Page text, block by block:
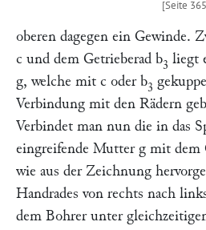
oberen dagegen ein Gewinde.
c und dem Getrieberad b3 liegt
g, welche mit c oder b3
Verbindung mit den Rädern
Verbindet man nun die in das
eingreifende Mutter g mit dem
wie aus der Zeichnung
Handrades von rechts nach
dem Bohrer unter